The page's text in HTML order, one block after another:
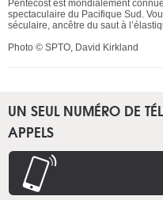
Pentecost est mondialement
spectaculaire du Pacifique Sud.
séculaire, ancêtre du saut à
Photo © SPTO, David Kirkland
UN SEUL NUMÉRO DE
APPELS